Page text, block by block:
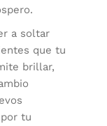
a soltar
que tu
brillar,
tu